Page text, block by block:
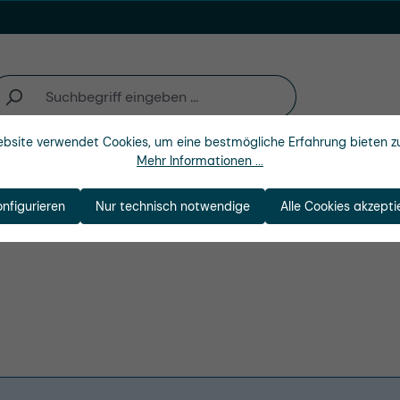
Unternehmen
verwendet Cookies, um eine bestmögliche Erfahrung bieten
Mehr Informationen ...
Nur technisch notwendige Alle Cookies